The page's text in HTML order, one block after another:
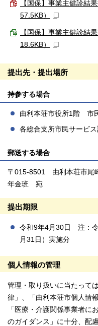
【国保】事業主健診結
57.5KB）
【国保】事業主健診結
18.6KB）
提出先・提出場所
持参する場合
由利本荘市役所1階 市
各総合支所市民サービ
郵送する場合
〒015-8501 由利本荘市
年金班 宛
提出期限
令和9年4月30日 注：
月31日）実施分
個人情報の管理
管理・取り扱いに当たって
律」、「由利本荘市個人情
「医療・介護関係事業者に
のガイダンス」に十分、配慮